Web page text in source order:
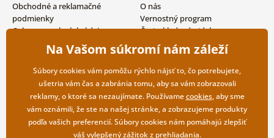
Obchodné a reklamačné
podmienky
Ochrana osobných údajov
Možnosti dopravy a platby
Vrátenie tovaru
O nás
Vernostný program
Často kladené otázky
Magazín
Kontakty
Veľkoobchodná spolupráca
Na Vašom súkromí nám záleží
Súbory cookies vám pomôžu rýchlo nájsť to, čo potrebujete,
ušetria vám čas a zabránia tomu, aby sa vám zobrazovali
reklamy, o ktoré sa nezaujímate. Používamecookies, aby sme
vám oznámili, že ste na našej stránke, a zobrazujeme produkty
podľa vašich preferencií. Súbory cookies nám pomáhajú zlepšiť
váš vylepšený zážitok z prehliadania.